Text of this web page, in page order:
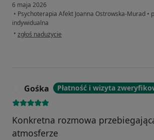
6 maja 2026
• Psychoterapia Afekt Joanna Ostrowska-Murad •
indywidualna
• w opinii użytkownika Gosia
zgłoś nadużycie
Gośka Płatność i wizyta
Konkretna rozmowa
atmosferze